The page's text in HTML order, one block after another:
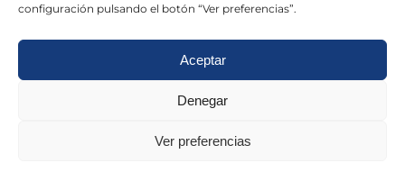
configuración pulsando el botón “Ver preferencias”.
Aceptar
Denegar
Ver preferencias
Politica de cookies|Aviso Legal
Madrid|Tarragona